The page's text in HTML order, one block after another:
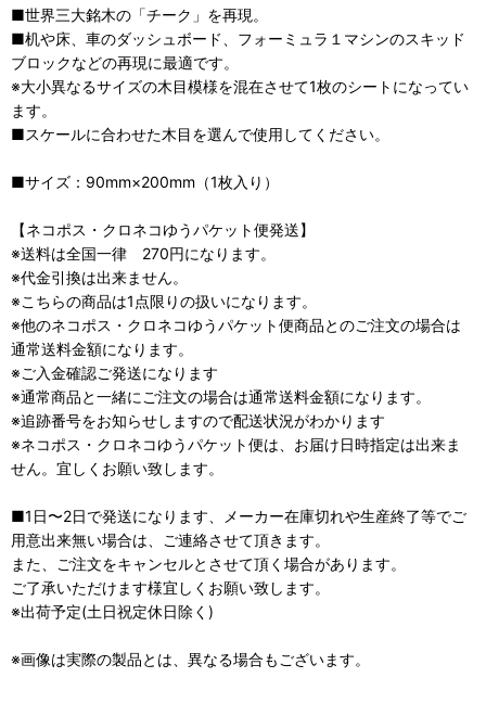
■世界三大銘木の「チーク」を再現。
■机や床、車のダッシュボード、フォーミュラ１マシンのスキッド
ブロックなどの再現に最適です。
※大小異なるサイズの木目模様を混在させて1枚のシートになってい
ます。
■スケールに合わせた木目を選んで使用してください。
■サイズ：90mm×200mm（1枚入り）
【ネコポス・クロネコゆうパケット便発送】
※送料は全国一律 270円になります。
※代金引換は出来ません。
※こちらの商品は1点限りの扱いになります。
※他のネコポス・クロネコゆうパケット便商品とのご注文の場合は
通常送料金額になります。
※ご入金確認ご発送になります
※通常商品と一緒にご注文の場合は通常送料金額になります。
※追跡番号をお知らせしますので配送状況がわかります
※ネコポス・クロネコゆうパケット便は、お届け日時指定は出来ま
せん。宜しくお願い致します。
■1日〜2日で発送になります、メーカー在庫切れや生産終了等でご
用意出来無い場合は、ご連絡させて頂きます。
また、ご注文をキャンセルとさせて頂く場合があります。
ご了承いただけます様宜しくお願い致します。
※出荷予定(土日祝定休日除く)
※画像は実際の製品とは、異なる場合もございます。